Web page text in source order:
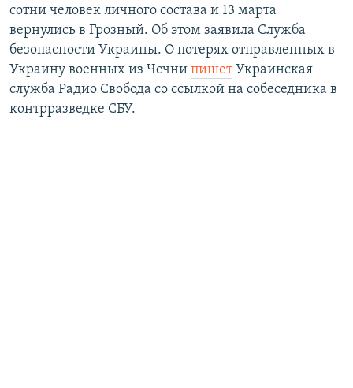
сотни человек личного состава и 13 марта
вернулись в Грозный. Об этом заявила Служба
безопасности Украины. О потерях отправленных в
Украину военных из Чечни пишетУкраинская
служба Радио Свобода со ссылкой на собеседника в
контрразведке СБУ.